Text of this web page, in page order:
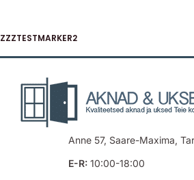
ZZZTESTMARKER2
Anne 57, Saare-Maxima,
E-R:10:00-18:00